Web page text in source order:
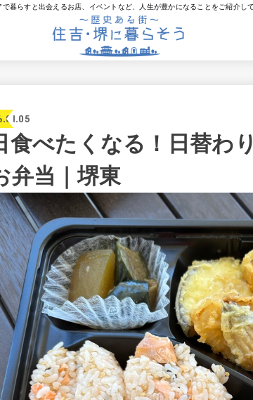
暮らすと出会えるお店、イベントなど、人生が豊かになることをご紹介して
食べたくなる！日替わ
弁当｜堺東